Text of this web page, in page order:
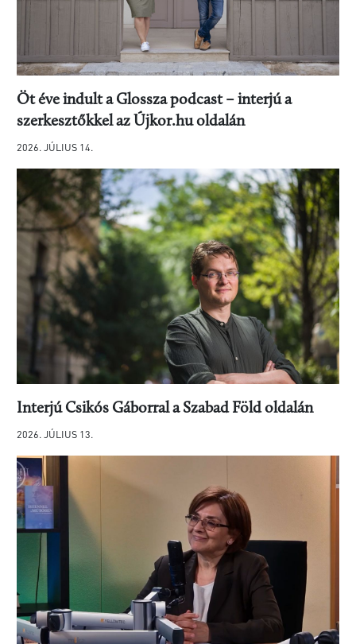
Öt éve indult a Glossza podcast – interjú a
szerkesztőkkel az Újkor.hu oldalán
2026. JÚLIUS 14.
Interjú Csikós Gáborral a Szabad Föld oldalán
2026. JÚLIUS 13.